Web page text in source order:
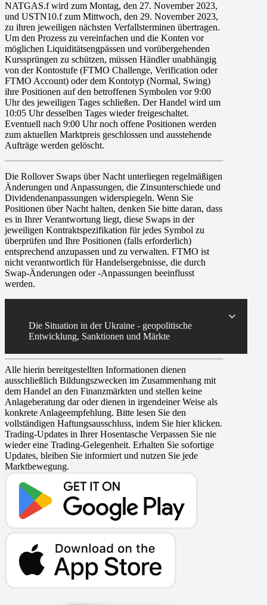
NATGAS.fwird zum Montag, den 27. November 2023,
und USTN10.fzum Mittwoch, den 29. November 2023,
zu ihren jeweiligen nächsten Verfallsterminen übertragen.
Um den Prozess zu vereinfachen und die Konten vor
möglichen Liquiditätsengpässen und vorübergehenden
Kurssprüngen zu schützen, müssen Händler unabhängig
von der Kontostufe (FTMO Challenge, Verification oder
FTMO Account) oder dem Kontotyp (Normal, Swing)
ihre Positionen auf den betroffenen Symbolen vor 9:00
Uhr des jeweiligen Tages schließen. Der Handel wird um
10:05 Uhr desselben Tages wieder freigeschaltet.
Eventuell nach 9:00 Uhr noch offene Positionen werden
zum aktuellen Marktpreis geschlossen und ausstehende
Aufträge werden gelöscht.
Die Rollover Swaps über Nacht unterliegen regelmäßigen
Änderungen und Anpassungen, die Zinsunterschiede und
Dividendenanpassungen widerspiegeln. Wenn Sie
Positionen über Nacht halten, denken Sie bitte daran, dass
es in Ihrer Verantwortung liegt, diese Swaps in der
jeweiligen Kontraktspezifikation für jedes Symbol zu
überprüfen und Ihre Positionen (falls erforderlich)
entsprechend anzupassen und zu verwalten. FTMO ist
nicht verantwortlich für Handelsergebnisse, die durch
Swap-Änderungen oder -Anpassungen beeinflusst
werden.
Die Situation in der Ukraine - geopolitische
Entwicklung, Sanktionen und Märkte
Alle hierin bereitgestellten Informationen dienen
ausschließlich Bildungszwecken im Zusammenhang mit
dem Handel an den Finanzmärkten und stellen keine
Anlageberatung dar oder dienen in irgendeiner Weise als
konkrete Anlageempfehlung. Bitte lesen Sie den
vollständigen Haftungsausschluss, indem Sie hier klicken.
Trading-Updates in Ihrer Hosentasche Verpassen Sie nie
wieder eine Trading-Gelegenheit. Erhalten Sie sofortige
Updates, bleiben Sie informiert und nutzen Sie jede
Marktbewegung.